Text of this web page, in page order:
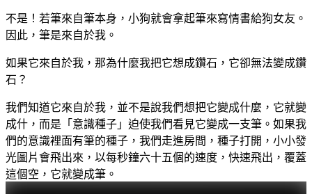
不是！若筆來自筆本身，小狗就會拿起筆來寫情書給狗女友。
因此，筆是來自於我。
如果它來自於我，那為什麼我把它想成鑽石，它卻無法變成鑽
石？
我們知道它來自於我，並不是說我們想把它變成什麼，它就變
成什，而是「意識種子」迫使我們看見它變成一支筆。如果我
們的意識裡面有筆的種子，我們走進房間，種子打開，小小發
光圖片會飛出來，以每秒鐘六十五個的速度，快速飛出，覆蓋
這個空，它就變成筆。